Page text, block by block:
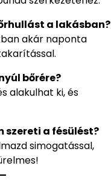
a lakásban?
akár naponta
bőrére?
alakulhat ki, és
szereti a fésülést?
simogatással,